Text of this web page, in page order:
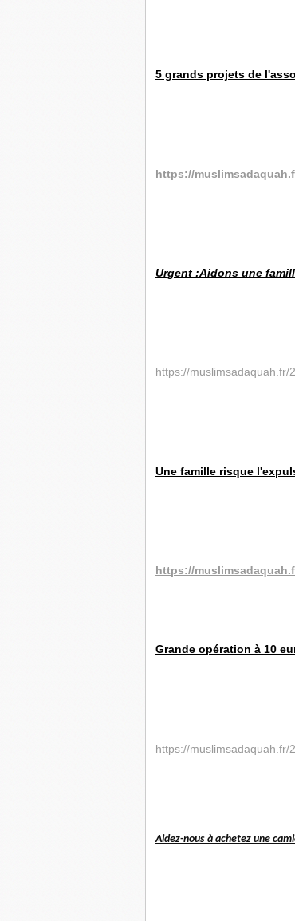
5 grands projets de
https://
Urgent :Aidons une
https://
Une famille risque
https://
Grande opération à 10
https://
Aidez-nous à achetez une